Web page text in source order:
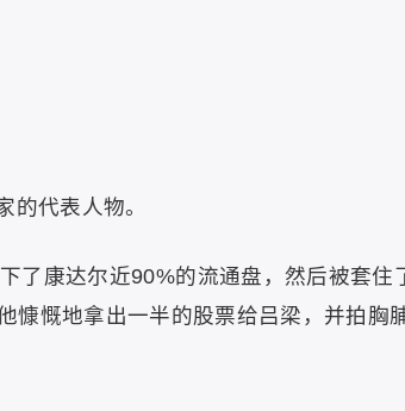
的代表人物。
了康达尔近90%的流通盘，然后被套住
慷慨地拿出一半的股票给吕梁，并拍胸